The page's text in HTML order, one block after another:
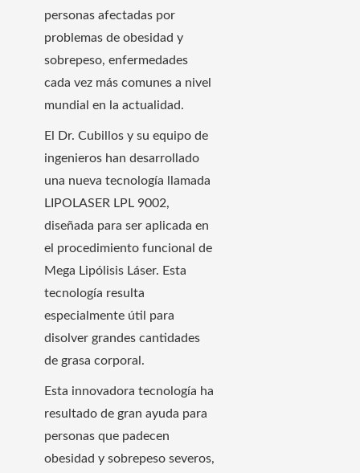
personas afectadas por
problemas de obesidad y
sobrepeso, enfermedades
cada vez más comunes a nivel
mundial en la actualidad.
El Dr. Cubillos y su equipo de
ingenieros han desarrollado
una nueva tecnología llamada
LIPOLASER LPL 9002,
diseñada para ser aplicada en
el procedimiento funcional de
Mega Lipólisis Láser. Esta
tecnología resulta
especialmente útil para
disolver grandes cantidades
de grasa corporal.
Esta innovadora tecnología ha
resultado de gran ayuda para
personas que padecen
obesidad y sobrepeso severos,